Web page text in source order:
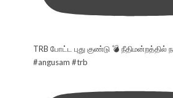
TRB போட்ட புது குண்டு 💣
#angusam #trb